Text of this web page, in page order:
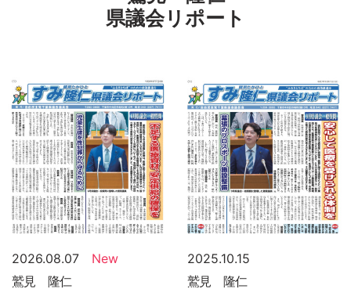
県議会リポート
2026.08.07 New
鷲見 隆仁
2025.10.15
鷲見 隆仁